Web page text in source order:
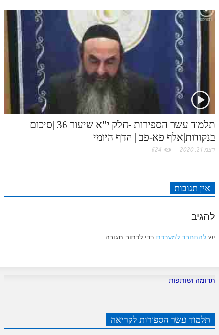
תלמוד עשר הספירות -חלק י"א שיעור 36 |סיכום
בנקודות|אלף פא-פב | הדף היומי
דצמ 21, 2020 624
אין תגובות
להגיב
יש להתחבר למערכת כדי לכתוב תגובה.
תרומה ושותפות
תלמוד עשר הספירות לקריאה